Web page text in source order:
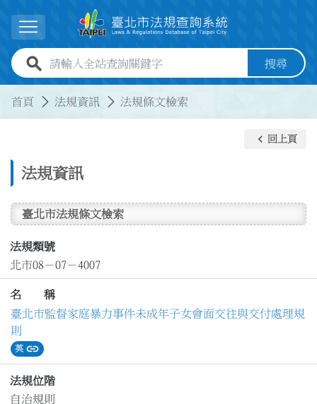
展開選單
全站查詢關鍵字欄位 搜尋
首頁 法規資訊 法規條文檢索
法規資訊
keyboard_arrow_left 回上頁
臺北市法規條文檢索
法規類號
北市08－07－4007
名 稱
臺北市監督家庭暴力事件未成年子女會面交往與交付處理規
則
英 link
法規位階
自治規則